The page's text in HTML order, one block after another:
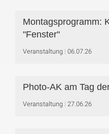
Montagsprogramm:
"Fenster"
Veranstaltung 06.07.26
Photo-AK am Tag
Veranstaltung 27.06.26